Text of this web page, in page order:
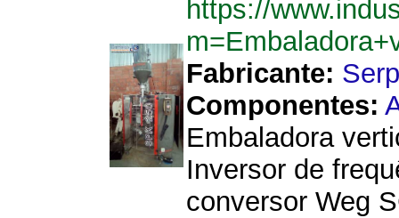
https://
Fabricante:
Componentes:
Embaladora
Inversor de
conversor Weg